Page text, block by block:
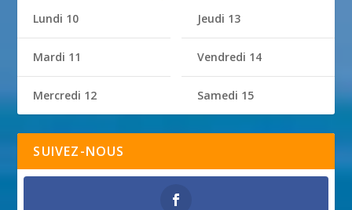
Lundi 10
Mardi 11
Mercredi 12
Jeudi 13
Vendredi 14
Samedi 15
SUIVEZ-NOUS